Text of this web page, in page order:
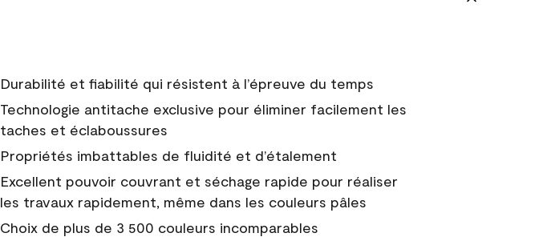
Durabilité et fiabilité qui résistent à l’épreuve du temps
Technologie antitache exclusive pour éliminer facilement les
taches et éclaboussures
Propriétés imbattables de fluidité et d’étalement
Excellent pouvoir couvrant et séchage rapide pour réaliser
les travaux rapidement, même dans les couleurs pâles
Choix de plus de 3 500 couleurs incomparables